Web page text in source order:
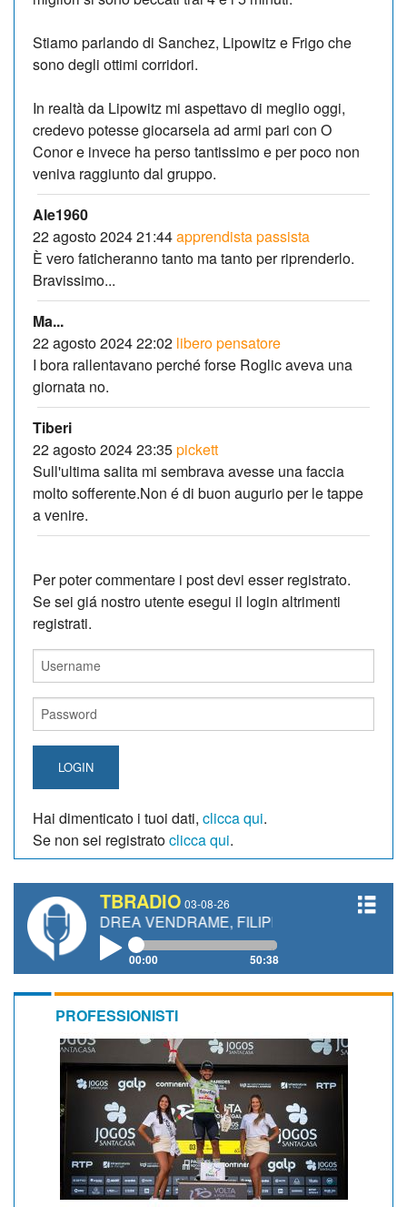
Stiamo parlando di Sanchez, Lipowitz e Frigo che
sono degli ottimi corridori.
In realtà da Lipowitz mi aspettavo di meglio oggi,
credevo potesse giocarsela ad armi pari con O
Conor e invece ha perso tantissimo e per poco non
veniva raggiunto dal gruppo.
Ale1960
22 agosto 2024 21:44apprendista passista
È vero faticheranno tanto ma tanto per riprenderlo.
Bravissimo...
Ma...
22 agosto 2024 22:02 libero pensatore
I bora rallentavano perché forse Roglic aveva una
giornata no.
Tiberi
22 agosto 2024 23:35pickett
Sull'ultima salita mi sembrava avesse una faccia
molto sofferente.Non é di buon augurio per le tappe
a venire.
Per poter commentare i post devi esser registrato.
Se sei giá nostro utente esegui il login altrimenti
registrati.
LOGIN
Hai dimenticato i tuoi dati, clicca qui.
Se non sei registratoclicca qui.
TBRADIO 03-08-26
VENDRAME, FILIPPO FIORELLI
00:00 50:38
PROFESSIONISTI